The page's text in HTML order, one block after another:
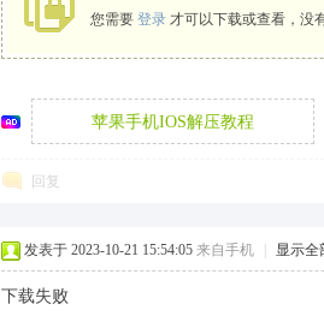
您需要 登录 才可以下载或查看，没
苹果手机IOS解压教程
回复
发表于 2023-10-21 15:54:05 来自手机 显示全
下载失败